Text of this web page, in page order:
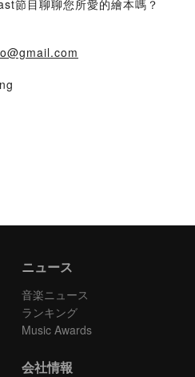
節目聊聊您所愛的繪本嗎？
ニュース
音楽ニュース
ランキング
Music Awards
会社情報